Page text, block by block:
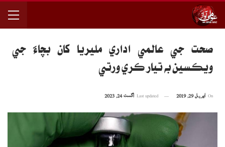
صحت جي عالمي اداري مليريا کان بچاءَ جي
ويڪسين به تيار ڪري ورتي
اپریل 29, 2019 اگست 24, 2023